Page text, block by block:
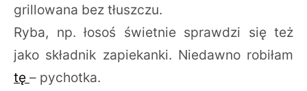
grillowana bez tłuszczu.
Ryba, np. łosoś świetnie sprawdzi się też
jako składnik zapiekanki. Niedawno robiłam
tę – pychotka.